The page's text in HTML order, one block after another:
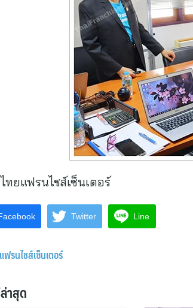
ไทยแฟรนไชส์เซ็นเตอร์
Twitter Line
ฟรนไชส์เซ็นเตอร์
าสุด